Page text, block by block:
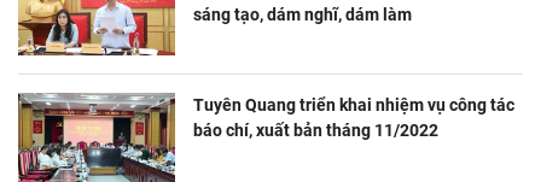
sáng tạo, dám nghĩ, dám làm
Tuyên Quang triển khai nhiệm vụ công tác
báo chí, xuất bản tháng 11/2022